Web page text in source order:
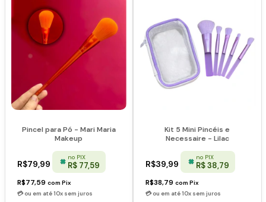
Pincel para Pó - Mari Maria
Makeup
R$79,99
no PIX
R$ 77,59
R$77,59 com Pix
Kit 5 Mini Pincéis e
Necessaire - Lilac
R$39,99
no PIX
R$ 38,79
R$38,79 com Pix